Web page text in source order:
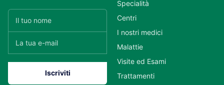
Specialità
Centri
I nostri medici
Malattie
Visite ed Esami
Trattamenti